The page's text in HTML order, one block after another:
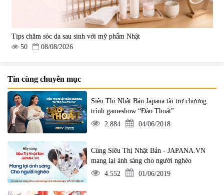
Tips chăm sóc da sau sinh với mỹ phẩm Nhật
50
08/08/2026
Tin cùng chuyên mục
Siêu Thị Nhật Bản Japana tài trợ chương
trình gameshow “Đào Thoát”
2.884
04/06/2018
Cùng Siêu Thị Nhật Bản - JAPANA.VN
mang lại ánh sáng cho người nghèo
4.552
01/06/2019